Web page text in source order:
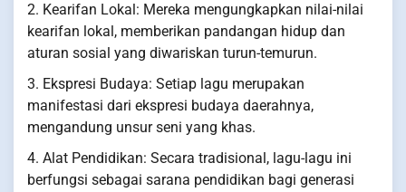
2. Kearifan Lokal: Mereka mengungkapkan nilai-nilai
kearifan lokal, memberikan pandangan hidup dan
aturan sosial yang diwariskan turun-temurun.
3. Ekspresi Budaya: Setiap lagu merupakan
manifestasi dari ekspresi budaya daerahnya,
mengandung unsur seni yang khas.
4. Alat Pendidikan: Secara tradisional, lagu-lagu ini
berfungsi sebagai sarana pendidikan bagi generasi